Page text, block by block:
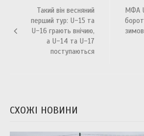
записів
Такий він весняний
перший тур: U-15 та
U-16 грають внічию,
а U-14 та U-17
поступаються
МФА
СХОЖІ НОВИНИ